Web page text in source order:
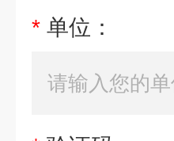
* 单位：